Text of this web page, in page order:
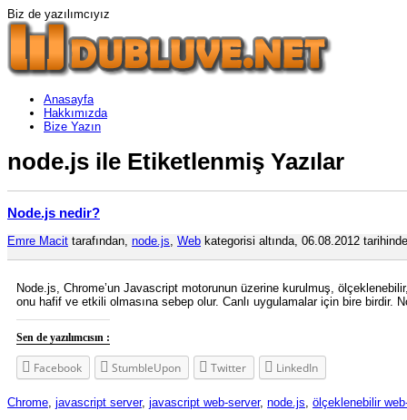
Biz de yazılımcıyız
Anasayfa
Hakkımızda
Bize Yazın
node.js ile Etiketlenmiş Yazılar
Node.js nedir?
Emre Macit tarafından, node.js, Web kategorisi altında, 06.08.2012
Node.js, Chrome’un Javascript motorunun üzerine kurulmuş,
onu hafif ve etkili olmasına sebep olur. Canlı uygulamalar için bire
Sen de yazılımcısın :
Facebook StumbleUpon Twitter LinkedIn
Chrome, javascript server, javascript web-server, node.js, ölçeklenebilir